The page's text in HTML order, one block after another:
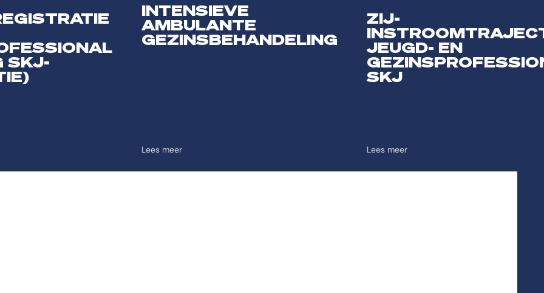
SKJ-
INTENSIEVE
AMBULANTE
GEZINSBEHANDELING
Lees meer
ZIJ-
JEUGD- EN
SKJ
Lees meer